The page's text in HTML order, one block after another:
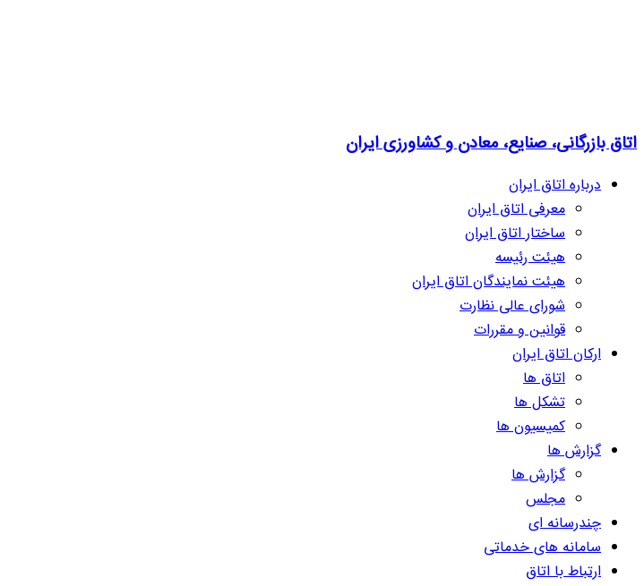
اتاق بازرگانی، صنایع، معادن و کشاورزی ایران
درباره اتاق ایران
معرفی اتاق ایران
ساختار اتاق ایران
هیئت رئیسه
هیئت نمایندگان اتاق ایران
شورای عالی نظارت
قوانین و مقررات
ارکان اتاق ایران
اتاق ها
تشکل ها
کمیسیون ها
گزارش ها
گزارش ها
مجلس
چندرسانه ای
سامانه های خدماتی
ارتباط با اتاق